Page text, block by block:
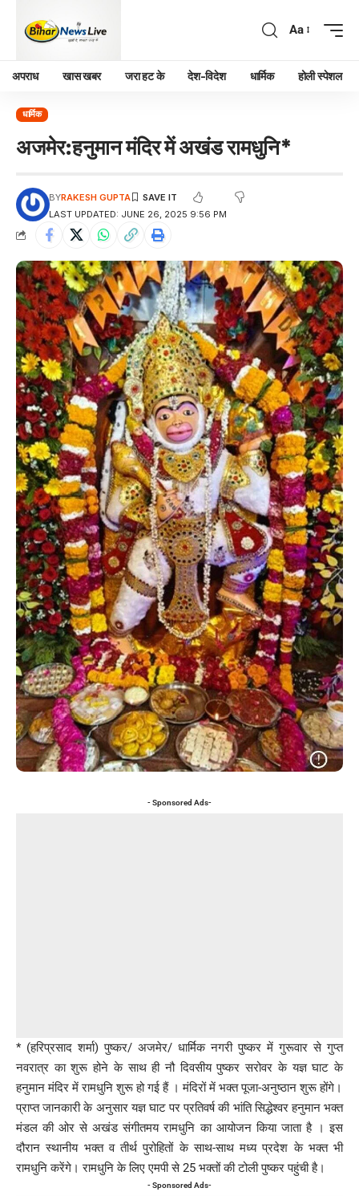
Aa
अपराध खास खबर जरा हट के देश-विदेश धार्मिक होली स्पेशल
धार्मिक
अजमेर:हनुमान मंदिर में अखंड रामधुनि*
LAST UPDATED: JUNE 26, 2025 9:56 PM
BYRAKESH GUPTA
- Sponsored Ads-
* (हरिप्रसाद शर्मा) पुष्कर/ अजमेर/ धार्मिक नगरी पुष्कर में गुरूवार से गुप्त
नवरात्र का शुरू होने के साथ ही नौ दिवसीय पुष्कर सरोवर के यज्ञ घाट के
हनुमान मंदिर में रामधुनि शुरू हो गई हैं । मंदिरों में भक्त पूजा-अनुष्ठान शुरू होंगे।
प्राप्त जानकारी के अनुसार यज्ञ घाट पर प्रतिवर्ष की भांति सिद्धेश्वर हनुमान भक्त
मंडल की ओर से अखंड संगीतमय रामधुनि का आयोजन किया जाता है । इस
दौरान स्थानीय भक्त व तीर्थ पुरोहितों के साथ-साथ मध्य प्रदेश के भक्त भी
रामधुनि करेंगे। रामधुनि के लिए एमपी से 25 भक्तों की टोली पुष्कर पहुंची है।
- Sponsored Ads-